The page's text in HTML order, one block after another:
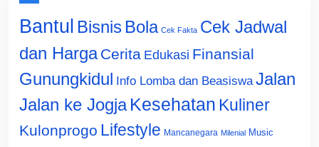
Bantul Bisnis Bola Cek Fakta Cek Jadwal
dan Harga Cerita Edukasi Finansial
Gunungkidul Info Lomba dan Beasiswa Jalan
Jalan ke Jogja Kesehatan Kuliner
Kulonprogo Lifestyle Mancanegara Milenial Music